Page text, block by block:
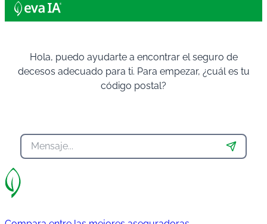
Hola, puedo ayudarte a encontrar el seguro de
decesos adecuado para ti. Para empezar, ¿cuál es tu
código postal?